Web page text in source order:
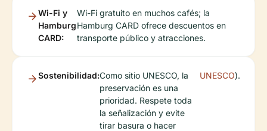
Wi-Fi y
Hamburg
CARD:
Wi-Fi gratuito en muchos cafés; la
Hamburg CARD ofrece descuentos en
transporte público y atracciones.
Sostenibilidad:Como sitio UNESCO, la
preservación es una
prioridad. Respete toda
la señalización y evite
tirar basura o hacer
UNESCO).